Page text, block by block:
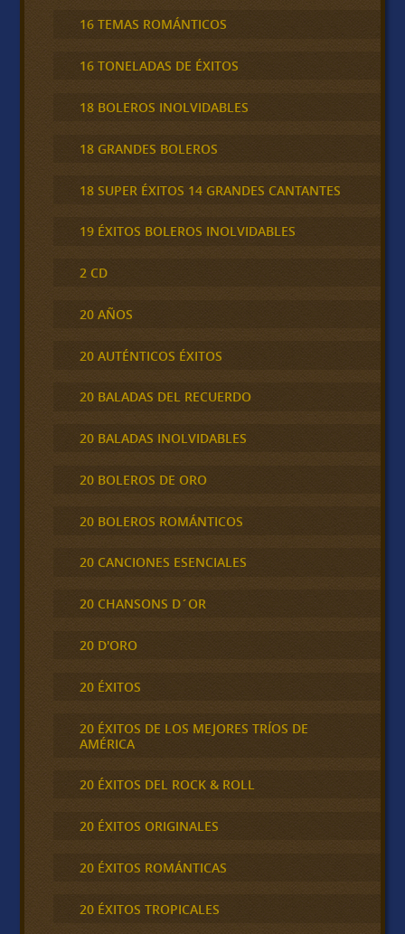
16 TEMAS ROMÁNTICOS
16 TONELADAS DE ÉXITOS
18 BOLEROS INOLVIDABLES
18 GRANDES BOLEROS
18 SUPER ÉXITOS 14 GRANDES CANTANTES
19 ÉXITOS BOLEROS INOLVIDABLES
2 CD
20 AÑOS
20 AUTÉNTICOS ÉXITOS
20 BALADAS DEL RECUERDO
20 BALADAS INOLVIDABLES
20 BOLEROS DE ORO
20 BOLEROS ROMÁNTICOS
20 CANCIONES ESENCIALES
20 CHANSONS D´OR
20 D'ORO
20 ÉXITOS
20 ÉXITOS DE LOS MEJORES TRÍOS DE
AMÉRICA
20 ÉXITOS DEL ROCK & ROLL
20 ÉXITOS ORIGINALES
20 ÉXITOS ROMÁNTICAS
20 ÉXITOS TROPICALES